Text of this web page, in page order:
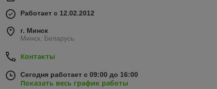
Работает с 12.02.2012
г. Минск
Минск, Беларусь
Контакты
Сегодня работает с 09:00 до 16:00
Показать весь график работы